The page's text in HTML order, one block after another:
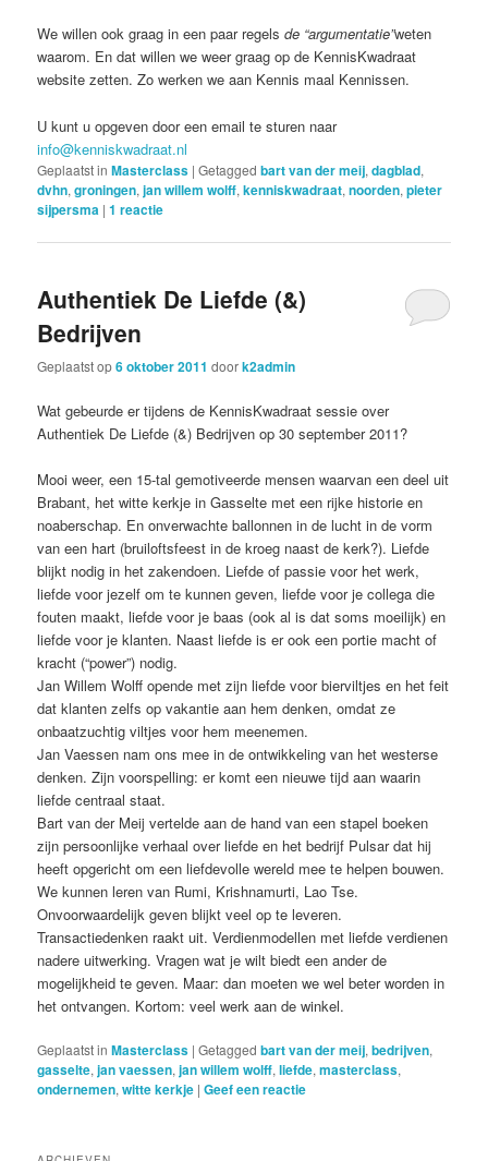
We willen ook graag in een paar regelsde “argumentatie”weten
waarom. En dat willen we weer graag op de KennisKwadraat
website zetten. Zo werken we aan Kennis maal Kennissen.
U kunt u opgeven door een email te sturen naar
info@kenniskwadraat.nl
Geplaatst in Masterclass |Getagged bart van der meij,dagblad,
dvhn,groningen,jan willem wolff,kenniskwadraat,noorden,pieter
sijpersma |1 reactie
Authentiek De Liefde (&)
Bedrijven
Geplaatst op6 oktober 2011 doork2admin
Wat gebeurde er tijdens de KennisKwadraat sessie over
Authentiek De Liefde (&) Bedrijven op 30 september 2011?
Mooi weer, een 15-tal gemotiveerde mensen waarvan een deel uit
Brabant, het witte kerkje in Gasselte met een rijke historie en
noaberschap. En onverwachte ballonnen in de lucht in de vorm
van een hart (bruiloftsfeest in de kroeg naast de kerk?). Liefde
blijkt nodig in het zakendoen. Liefde of passie voor het werk,
liefde voor jezelf om te kunnen geven, liefde voor je collega die
fouten maakt, liefde voor je baas (ook al is dat soms moeilijk) en
liefde voor je klanten. Naast liefde is er ook een portie macht of
kracht (“power”) nodig.
Jan Willem Wolff opende met zijn liefde voor bierviltjes en het feit
dat klanten zelfs op vakantie aan hem denken, omdat ze
onbaatzuchtig viltjes voor hem meenemen.
Jan Vaessen nam ons mee in de ontwikkeling van het westerse
denken. Zijn voorspelling: er komt een nieuwe tijd aan waarin
liefde centraal staat.
Bart van der Meij vertelde aan de hand van een stapel boeken
zijn persoonlijke verhaal over liefde en het bedrijf Pulsar dat hij
heeft opgericht om een liefdevolle wereld mee te helpen bouwen.
We kunnen leren van Rumi, Krishnamurti, Lao Tse.
Onvoorwaardelijk geven blijkt veel op te leveren.
Transactiedenken raakt uit. Verdienmodellen met liefde verdienen
nadere uitwerking. Vragen wat je wilt biedt een ander de
mogelijkheid te geven. Maar: dan moeten we wel beter worden in
het ontvangen. Kortom: veel werk aan de winkel.
Geplaatst in Masterclass |Getagged bart van der meij,bedrijven,
gasselte,jan vaessen,jan willem wolff,liefde,masterclass,
ondernemen,witte kerkje |Geef een reactie